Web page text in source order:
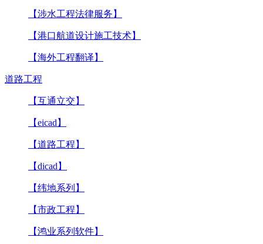
【涉水工程法律服务】
【港口航道设计施工技术】
【海外工程翻译】
道路工程
【互通立交】
【eicad】
【道路工程】
【dicad】
【纬地系列】
【市政工程】
【鸿业系列软件】